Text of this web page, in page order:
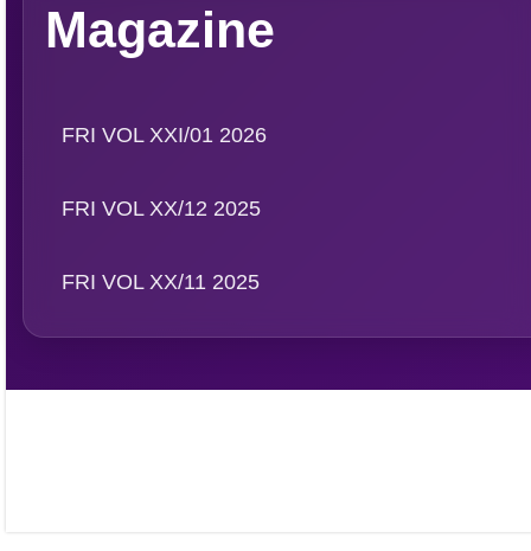
Magazine
FRI VOL XXI/01 2026
FRI VOL XX/12 2025
FRI VOL XX/11 2025